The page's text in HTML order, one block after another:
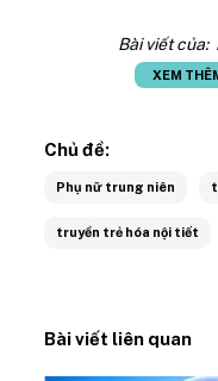
Bài viết của:
XEM
Chủ đề:
Phụ nữ trung niên
truyền trẻ hóa nội tiết
Bài viết liên quan